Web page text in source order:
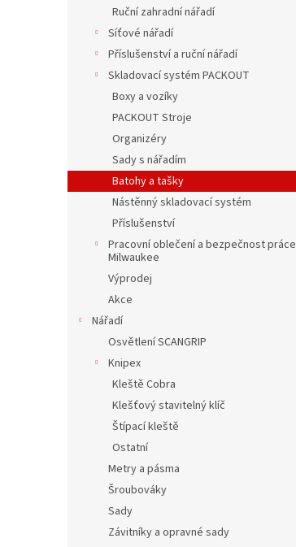
Ruční zahradní nářadí
Síťové nářadí
Příslušenství a ruční nářadí
Skladovací systém PACKOUT
Boxy a vozíky
PACKOUT Stroje
Organizéry
Sady s nářadím
Batohy a tašky
Nástěnný skladovací systém
Příslušenství
Pracovní oblečení a bezpečnost práce
Milwaukee
Výprodej
Akce
Nářadí
Osvětlení SCANGRIP
Knipex
Kleště Cobra
Klešťový stavitelný klíč
Štípací kleště
Ostatní
Metry a pásma
Šroubováky
Sady
Závitníky a opravné sady